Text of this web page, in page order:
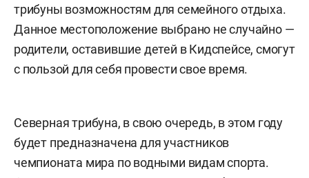
трибуны возможностям для семейного отдыха.
Данное местоположение выбрано не случайно —
родители, оставившие детей в Кидспейсе, смогут
с пользой для себя провести свое время.
Северная трибуна, в свою очередь, в этом году
будет предназначена для участников
чемпионата мира по водными видам спорта.